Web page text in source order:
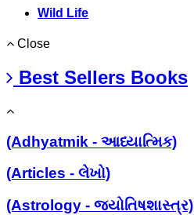
Wild Life
Close
Best Sellers Books
(Adhyatmik - આધ્યાત્મિક)
(Articles - લેખો)
(Astrology - જ્યોતિષશાસ્ત્ર)